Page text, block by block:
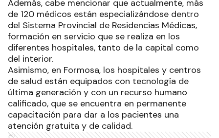
Además, cabe mencionar que actualmente, más
de 120 médicos están especializándose dentro
del Sistema Provincial de Residencias Médicas,
formación en servicio que se realiza en los
diferentes hospitales, tanto de la capital como
del interior.
Asimismo, en Formosa, los hospitales y centros
de salud están equipados con tecnología de
última generación y con un recurso humano
calificado, que se encuentra en permanente
capacitación para dar a los pacientes una
atención gratuita y de calidad.
Ads